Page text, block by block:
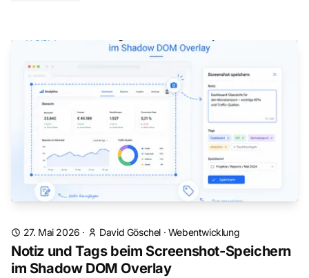
27. Mai 2026 · David Göschel · Webentwicklung
Notiz und Tags beim Screenshot-Speichern
im Shadow DOM Overlay